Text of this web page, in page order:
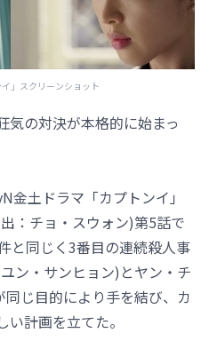
」スクリーンショット
気の対決が本格的に始まっ
金土ドラマ「カプトンイ」
：チョ・スウォン)第5話で
と同じく3番目の連続殺人事
ン・サンヒョン)とヤン・チ
じ目的により手を結び、カ
計画を立てた。